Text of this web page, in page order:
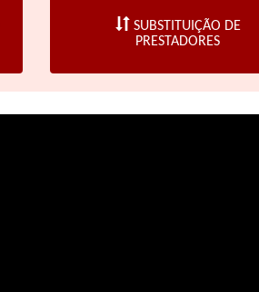
SUBSTITUIÇÃO DE
PRESTADORES